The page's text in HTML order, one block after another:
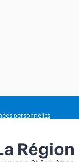
personnelles